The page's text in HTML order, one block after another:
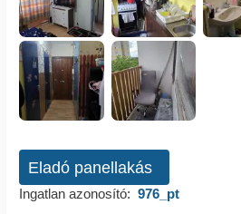
Eladó panellakás
Ingatlan azonosító: 976_pt